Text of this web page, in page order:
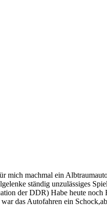
mich machmal ein
ständig unzulässiges
der DDR) Habe heute noch
das Autofahren ein